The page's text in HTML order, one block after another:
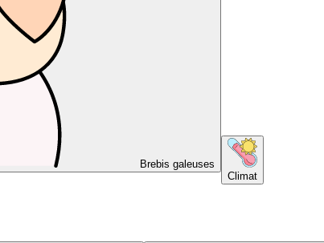
Brebis galeuses
Climat